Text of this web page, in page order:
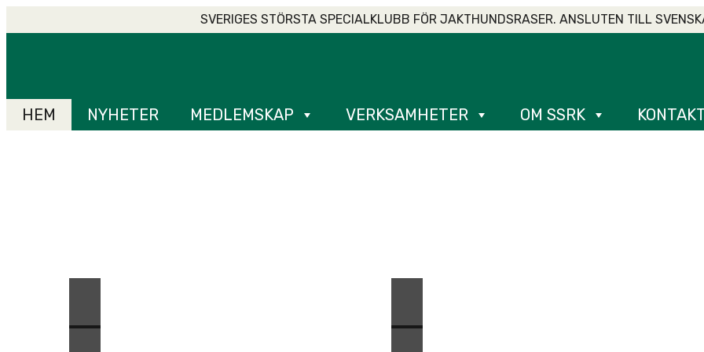
to
SVERIGES STÖRSTA SPECIALKLUBB FÖR JAKTHUNDSRASER. ANSLUTEN TILL
HEM NYHETER MEDLEMSKAP VERKSAMHETER OM SSRK